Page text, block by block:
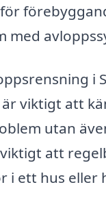
med
i
viktigt att
utan
att
i ett hus eller